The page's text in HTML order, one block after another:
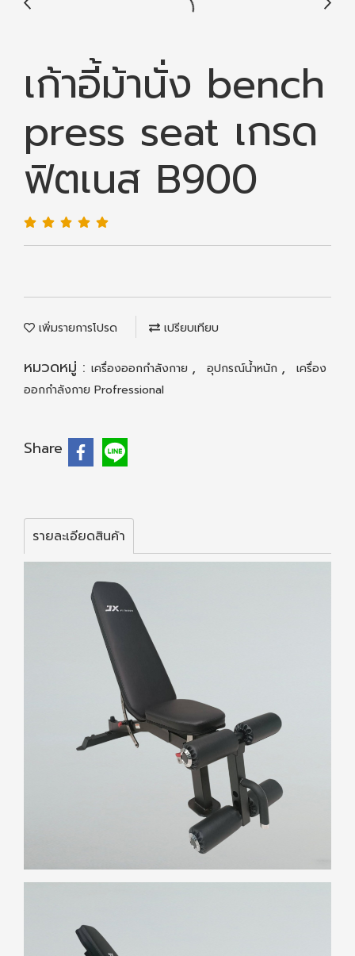
เก้าอี้ม้านั่ง bench
press seat เกรด
ฟิตเนส B900
เพิ่มรายการโปรด เปรียบเทียบ
หมวดหมู่ : เครื่องออกกำลังกาย , อุปกรณ์น้ำหนัก ,
เครื่อง
ออกกำลังกาย Profressional
Share
รายละเอียดสินค้า